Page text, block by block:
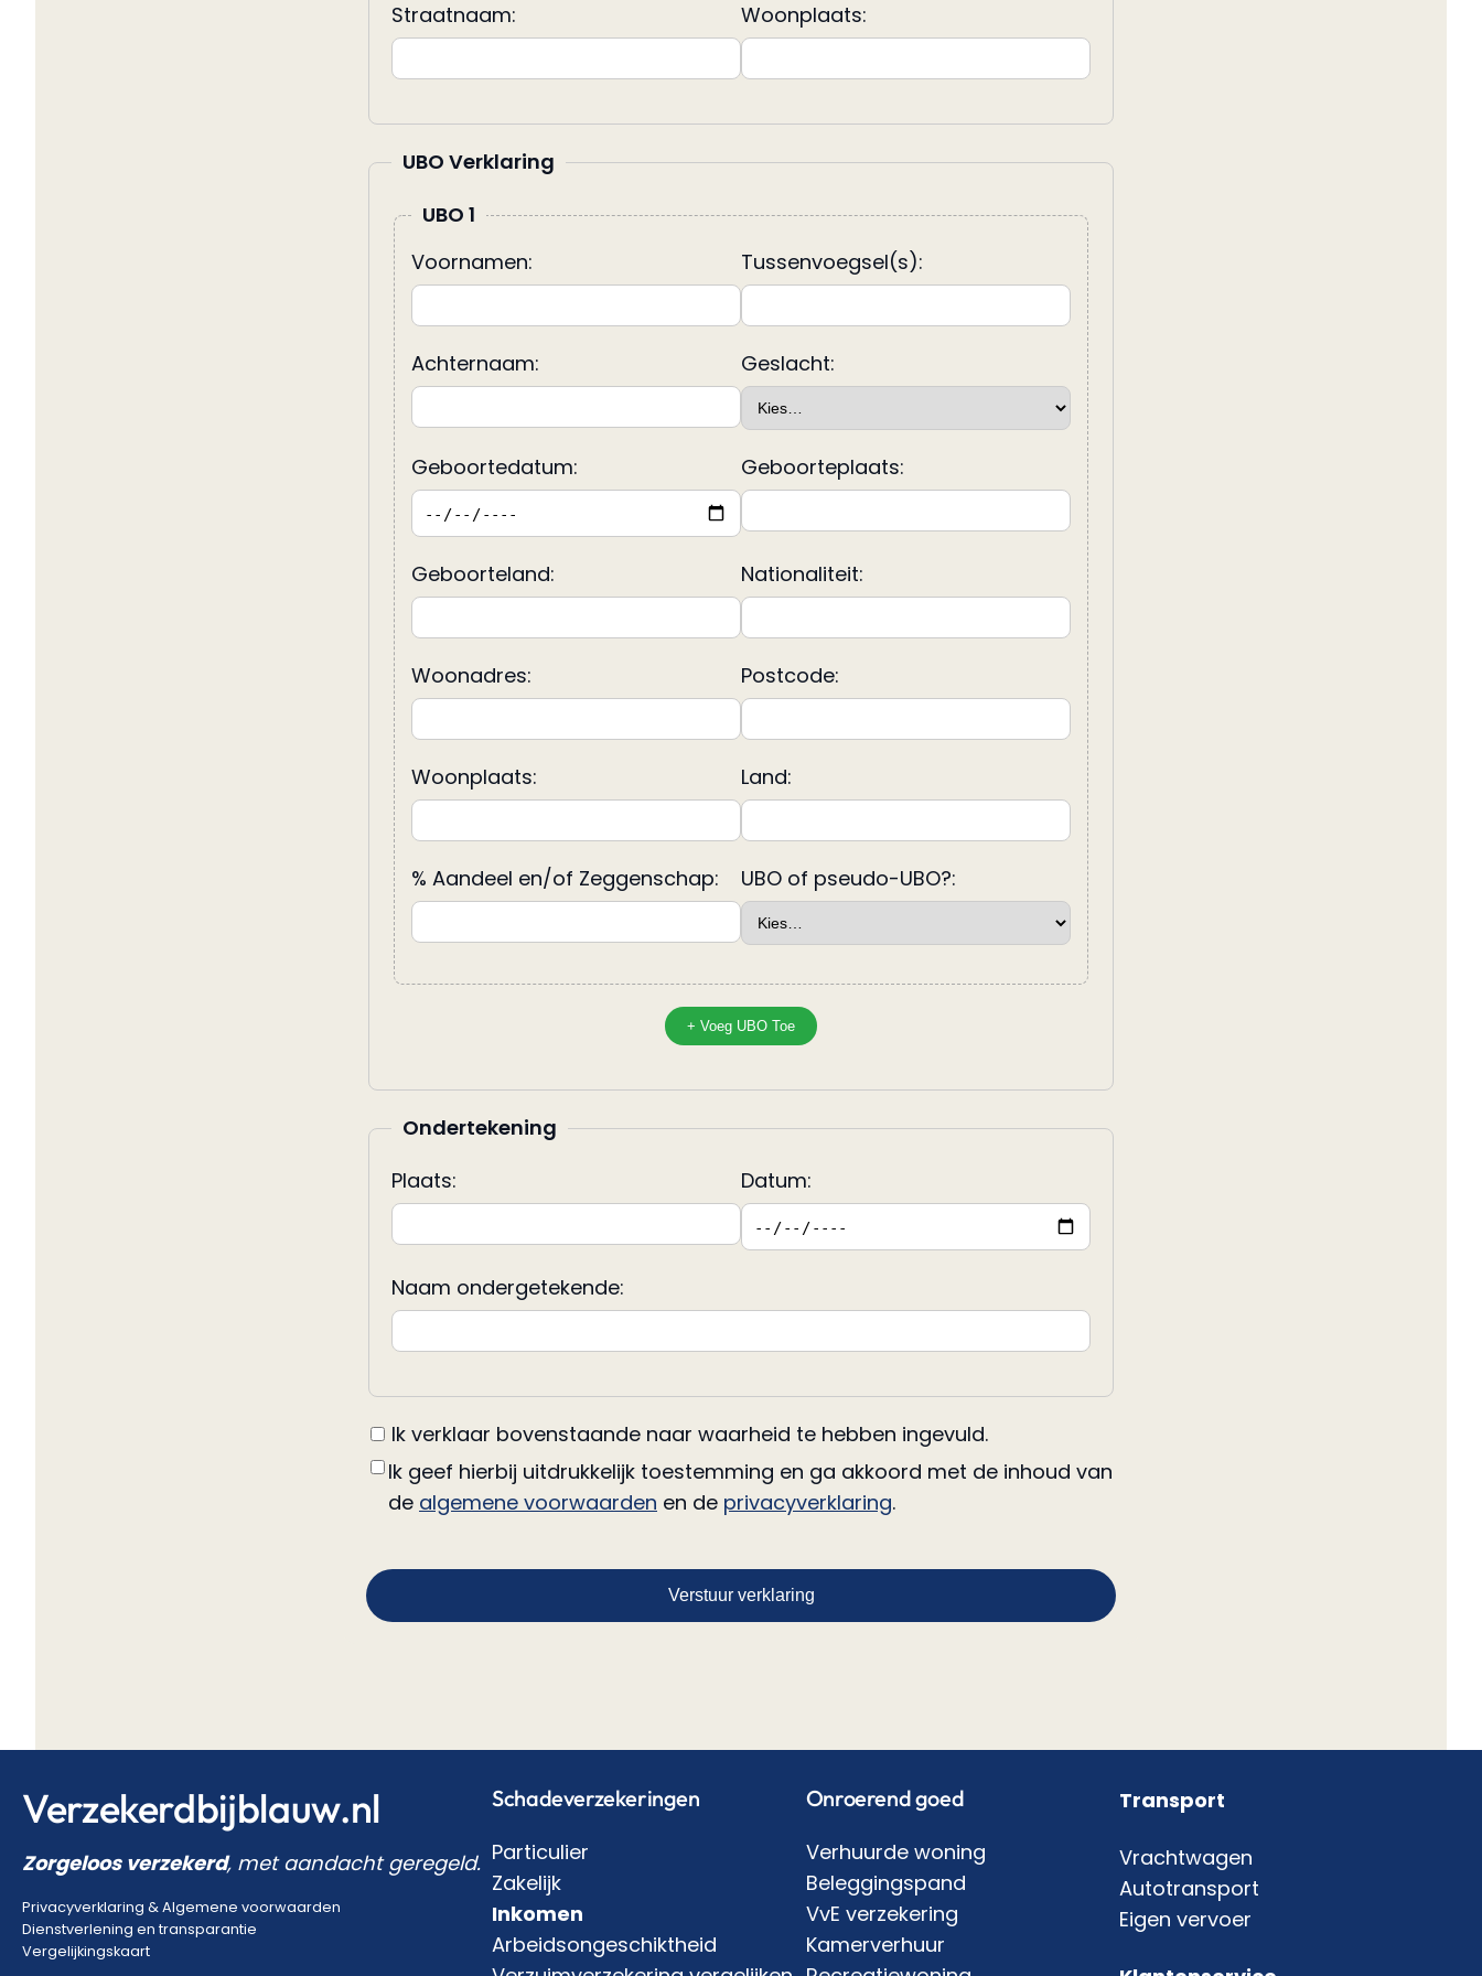
Straatnaam: Woonplaats:
UBO Verklaring
UBO 1
Voornamen:
Tussenvoegsel(s):
Achternaam: Geslacht:
Geboortedatum: Geboorteplaats:
Geboorteland: Nationaliteit:
Woonadres: Postcode:
Woonplaats: Land:
% Aandeel en/of Zeggenschap: UBO of pseudo-UBO?:
+ Voeg UBO Toe
Ondertekening
Plaats:
Datum:
Naam ondergetekende:
Ik verklaar bovenstaande naar waarheid te hebben ingevuld.
Ik geef hierbij uitdrukkelijk toestemming en ga akkoord met de inhoud van
de algemene voorwaarden en de privacyverklaring.
Verstuur verklaring
Verzekerdbijblauw.nl
Zorgeloos verzekerd, met aandacht geregeld.
Privacyverklaring &Algemene voorwaarden
Dienstverlening en transparantie
Vergelijkingskaart
Schadeverzekeringen
Particulier
Zakelijk
Inkomen
Arbeidsongeschiktheid
Onroerend goed
Verhuurde woning
Beleggingspand
VvE verzekering
Kamerverhuur
Transport
Vrachtwagen
Autotransport
Eigen vervoer